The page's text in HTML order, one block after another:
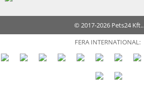
© 2017-2026 Pets24 Kft..
FERA INTERNATIONAL: